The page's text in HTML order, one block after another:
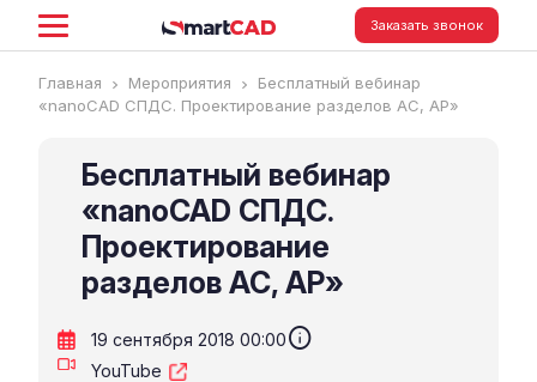
Заказать звонок
Главная Мероприятия
Бесплатный вебинар
«nanoCAD СПДС. Проектирование разделов АС, АР»
Бесплатный вебинар
«nanoCAD СПДС.
Проектирование
разделов АС, АР»
19 сентября 2018 00:00info
YouTube